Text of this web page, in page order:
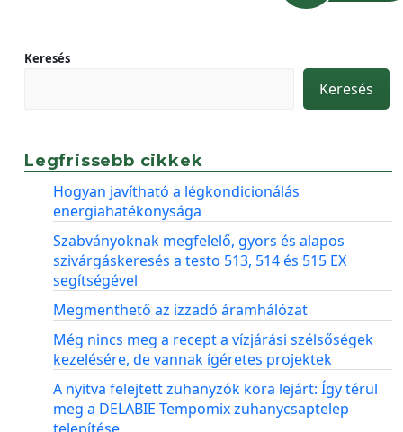
Keresés
Keresés
Legfrissebb cikkek
Hogyan javítható a légkondicionálás
energiahatékonysága
Szabványoknak megfelelő, gyors és alapos
szivárgáskeresés a testo 513, 514 és 515 EX
segítségével
Megmenthető az izzadó áramhálózat
Még nincs meg a recept a vízjárási szélsőségek
kezelésére, de vannak ígéretes projektek
A nyitva felejtett zuhanyzók kora lejárt: Így térül
meg a DELABIE Tempomix zuhanycsaptelep